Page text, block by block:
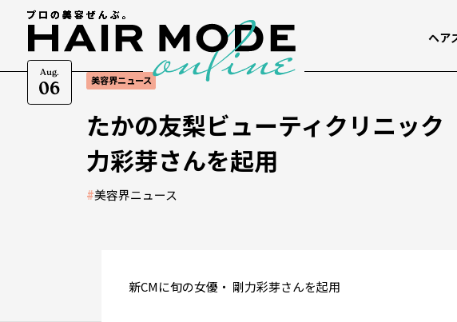
Aug.
06
ヘア
美容界ニュース
たかの友梨ビューティクリニッ
力彩芽さんを起用
#美容界ニュース
新CMに旬の女優・ 剛力彩芽さんを起用